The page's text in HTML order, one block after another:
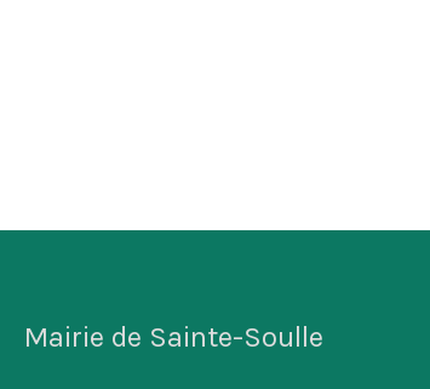
Mairie de Sainte-Soulle